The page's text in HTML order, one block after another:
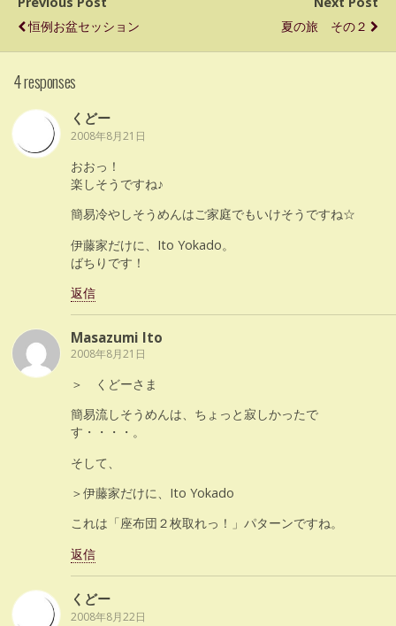
恒例お盆セッション
夏の旅 その２
4 responses
くどー
2008年8月21日
おおっ！
楽しそうですね♪
簡易冷やしそうめんはご家庭でもいけそうですね☆
伊藤家だけに、Ito Yokado。
ばちりです！
返信
Masazumi Ito
2008年8月21日
＞ くどーさま
簡易流しそうめんは、ちょっと寂しかったで
す・・・・。
そして、
＞伊藤家だけに、Ito Yokado
これは「座布団２枚取れっ！」パターンですね。
返信
くどー
2008年8月22日